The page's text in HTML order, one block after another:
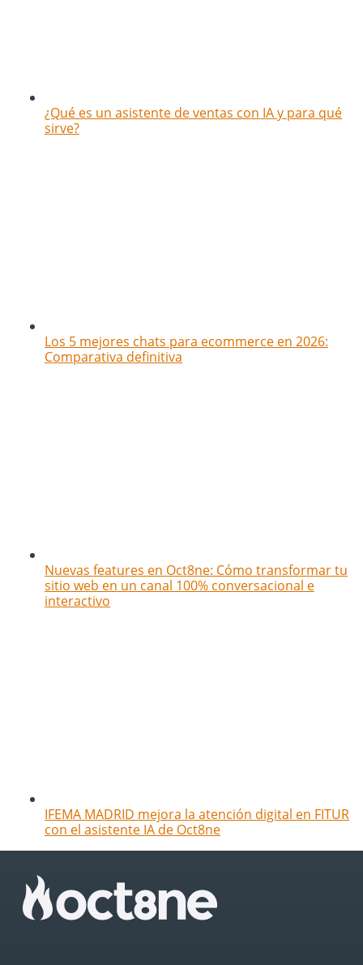
¿Qué es un asistente de ventas con IA y para qué
sirve?
Los 5 mejores chats para ecommerce en 2026:
Comparativa definitiva
Nuevas features en Oct8ne: Cómo transformar tu
sitio web en un canal 100% conversacional e
interactivo
IFEMA MADRID mejora la atención digital en FITUR
con el asistente IA de Oct8ne